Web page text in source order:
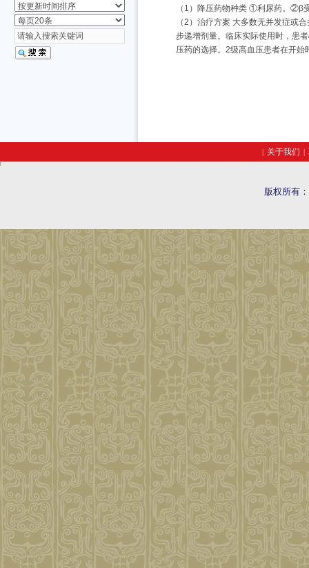
（1）降压药物种类 ①利尿药。②β
（2）治疗方案 大多数无并发症或
步递增剂量。临床实际使用时，患
压药的选择。2级高血压患者在开
| 关于我们 |
版权所有